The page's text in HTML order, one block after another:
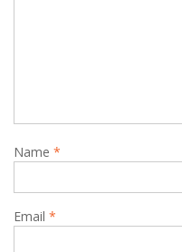
Name *
Email *